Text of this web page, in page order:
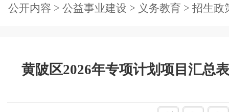
公开内容 > 公益事业建设 > 义务教育 > 招生政
黄陂区2026年专项计划项目汇总表